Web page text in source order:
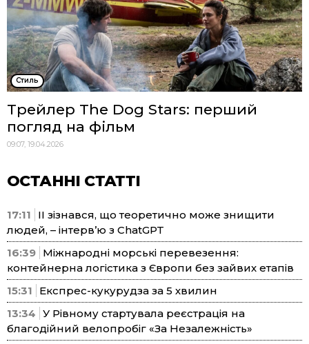
Стиль
Трейлер The Dog Stars: перший
погляд на фільм
09:07, 19.04.2026
ОСТАННІ СТАТТІ
17:11
ІІ зізнався, що теоретично може знищити
людей, – інтерв’ю з ChatGPT
16:39 Міжнародні морські перевезення:
контейнерна логістика з Європи без зайвих етапів
15:31
Експрес-кукурудза за 5 хвилин
13:34 У Рівному стартувала реєстрація на
благодійний велопробіг «За Незалежність»